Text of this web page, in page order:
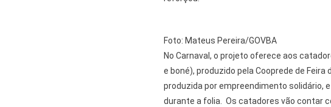
Foto: Mateus Pereira/GOVBA
No Carnaval, o projeto oferece aos
e boné), produzido pela Cooprede de
produzida por empreendimento solidário,
durante a folia. Os catadores vão contar